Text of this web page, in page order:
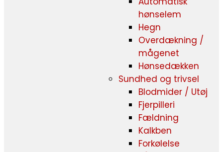
hønselem
Hegn
Overdækning /
mågenet
Hønsedækken
Sundhed og trivsel
Blodmider / Utøj
Fjerpilleri
Fældning
Kalkben
Forkølelse